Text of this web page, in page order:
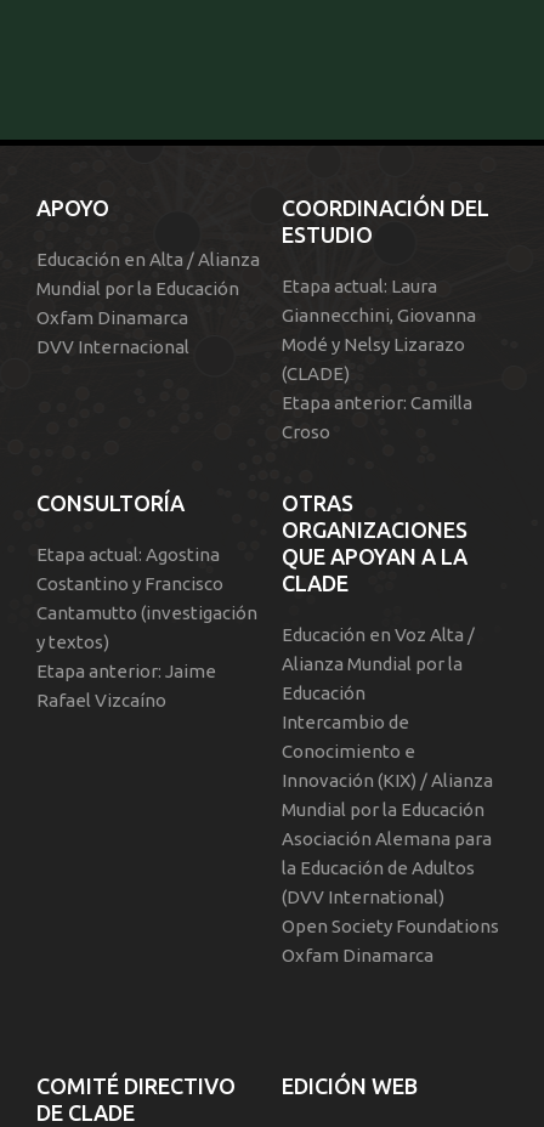
APOYO
Educación en Alta / Alianza
Mundial por la Educación
Oxfam Dinamarca
DVV Internacional
COORDINACIÓN DEL
ESTUDIO
Etapa actual: Laura
Giannecchini, Giovanna
Modé y Nelsy Lizarazo
(CLADE)
Etapa anterior: Camilla
Croso
CONSULTORÍA
Etapa actual: Agostina
Costantino y Francisco
Cantamutto (investigación
y textos)
Etapa anterior: Jaime
Rafael Vizcaíno
OTRAS
ORGANIZACIONES
QUE APOYAN A LA
CLADE
Educación en Voz Alta /
Alianza Mundial por la
Educación
Intercambio de
Conocimiento e
Innovación (KIX) / Alianza
Mundial por la Educación
Asociación Alemana para
la Educación de Adultos
(DVV International)
Open Society Foundations
Oxfam Dinamarca
COMITÉ DIRECTIVO
DE CLADE
EDICIÓN WEB